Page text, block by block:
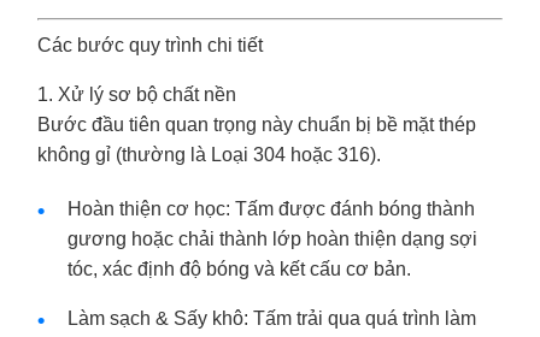
Các bước quy trình chi tiết
1. Xử lý sơ bộ chất nền
Bước đầu tiên quan trọng này chuẩn bị bề mặt thép
không gỉ (thường là Loại 304 hoặc 316).
Hoàn thiện cơ học: Tấm được đánh bóng thành
gương hoặc chải thành lớp hoàn thiện dạng sợi
tóc, xác định độ bóng và kết cấu cơ bản.
Làm sạch & Sấy khô: Tấm trải qua quá trình làm